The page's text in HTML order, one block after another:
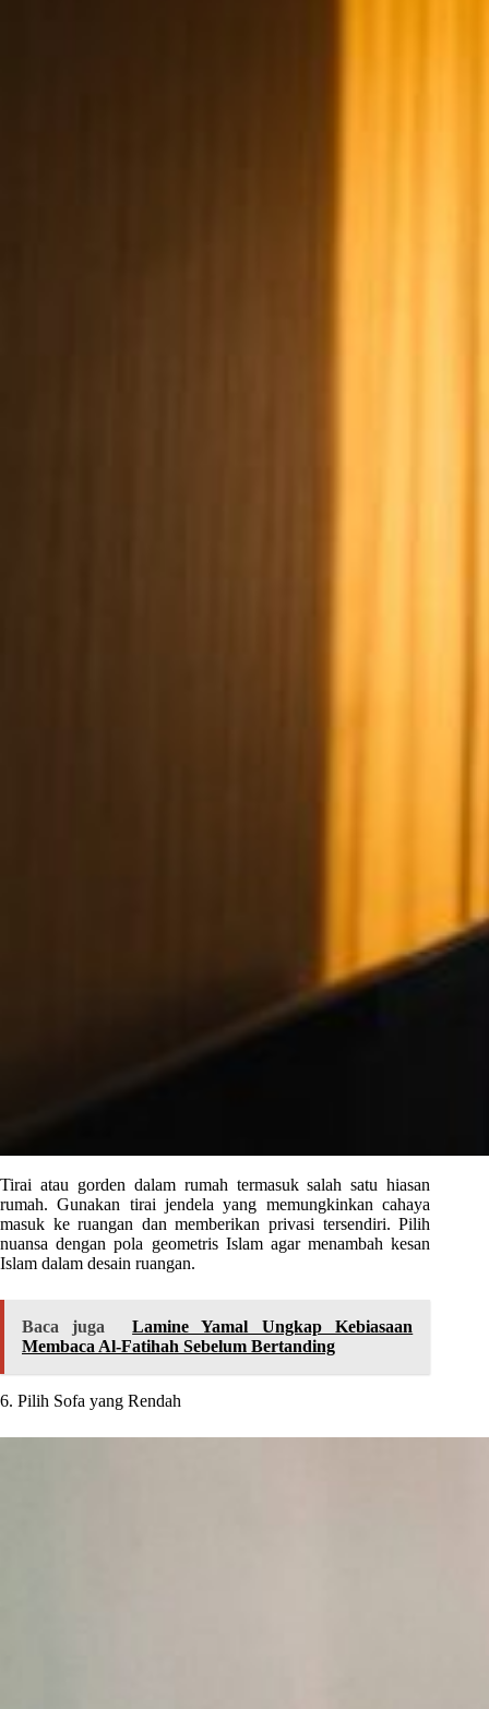
Tirai atau gorden dalam rumah termasuk salah satu hiasan
rumah. Gunakan tirai jendela yang memungkinkan cahaya
masuk ke ruangan dan memberikan privasi tersendiri. Pilih
nuansa dengan pola geometris Islam agar menambah kesan
Islam dalam desain ruangan.
Baca juga
Lamine Yamal Ungkap Kebiasaan
Membaca Al-Fatihah Sebelum Bertanding
6. Pilih Sofa yang Rendah